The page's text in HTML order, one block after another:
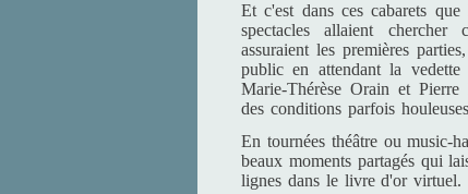
Et c'est dans ces cabarets que
spectacles allaient
assuraient les premières
public en attendant la vedette
Marie-Thérèse Orain et
des conditions parfois
En tournées théâtre ou music-
beaux moments partagés qui
lignes dans le livre d'or virtuel.